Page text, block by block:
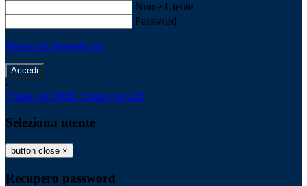
Nome Utente
Password
Password dimenticata?
-
Entra con SPID Entra con CIE
Seleziona utente
button close ×
Recupero password